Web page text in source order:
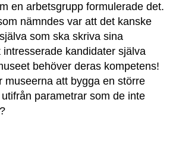
en arbetsgrupp formulerade det.
nämndes var att det kanske
som ska skriva sina
kandidater själva
behöver deras kompetens!
museerna att bygga en större
parametrar som de inte